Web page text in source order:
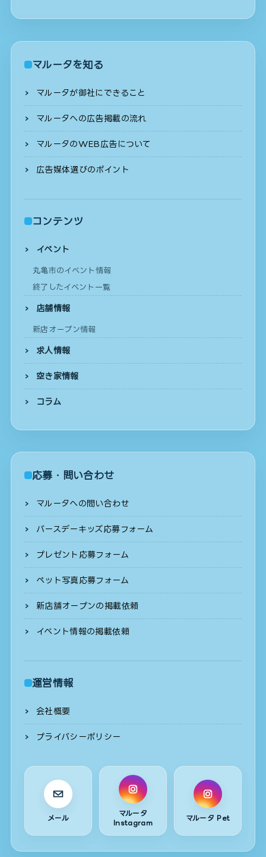
マルータを知る
マルータが御社にできること
マルータへの広告掲載の流れ
マルータのWEB広告について
広告媒体選びのポイント
コンテンツ
イベント
丸亀市のイベント情報
終了したイベント一覧
店舗情報
新店オープン情報
求人情報
空き家情報
コラム
応募・問い合わせ
マルータへの問い合わせ
バースデーキッズ応募フォーム
プレゼント応募フォーム
ペット写真応募フォーム
新店舗オープンの掲載依頼
イベント情報の掲載依頼
運営情報
会社概要
プライバシーポリシー
メール
マルータ
Instagram
マルータ Pet